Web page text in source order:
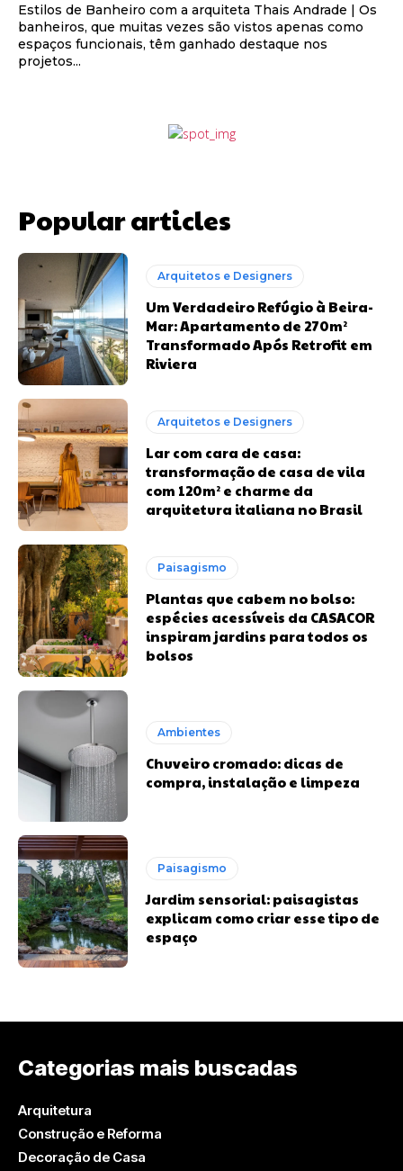
Estilos de Banheiro com a arquiteta Thais Andrade | Os
banheiros, que muitas vezes são vistos apenas como
espaços funcionais, têm ganhado destaque nos
projetos...
Popular articles
Arquitetos e Designers
Um Verdadeiro Refúgio à Beira-
Mar: Apartamento de 270m²
Transformado Após Retrofit em
Riviera
Arquitetos e Designers
Lar com cara de casa:
transformação de casa de vila
com 120m² e charme da
arquitetura italiana no Brasil
Paisagismo
Plantas que cabem no bolso:
espécies acessíveis da CASACOR
inspiram jardins para todos os
bolsos
Ambientes
Chuveiro cromado: dicas de
compra, instalação e limpeza
Paisagismo
Jardim sensorial: paisagistas
explicam como criar esse tipo de
espaço
Categorias mais buscadas
Arquitetura
Construção e Reforma
Decoração de Casa